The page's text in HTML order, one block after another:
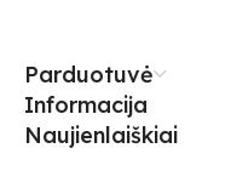
Parduotuvė
Informacija
Naujienlaiškiai